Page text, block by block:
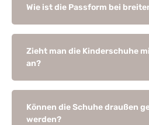
Wie ist die Passform bei
Zieht man die Kinderschuhe
an?
Können die Schuhe draußen
werden?